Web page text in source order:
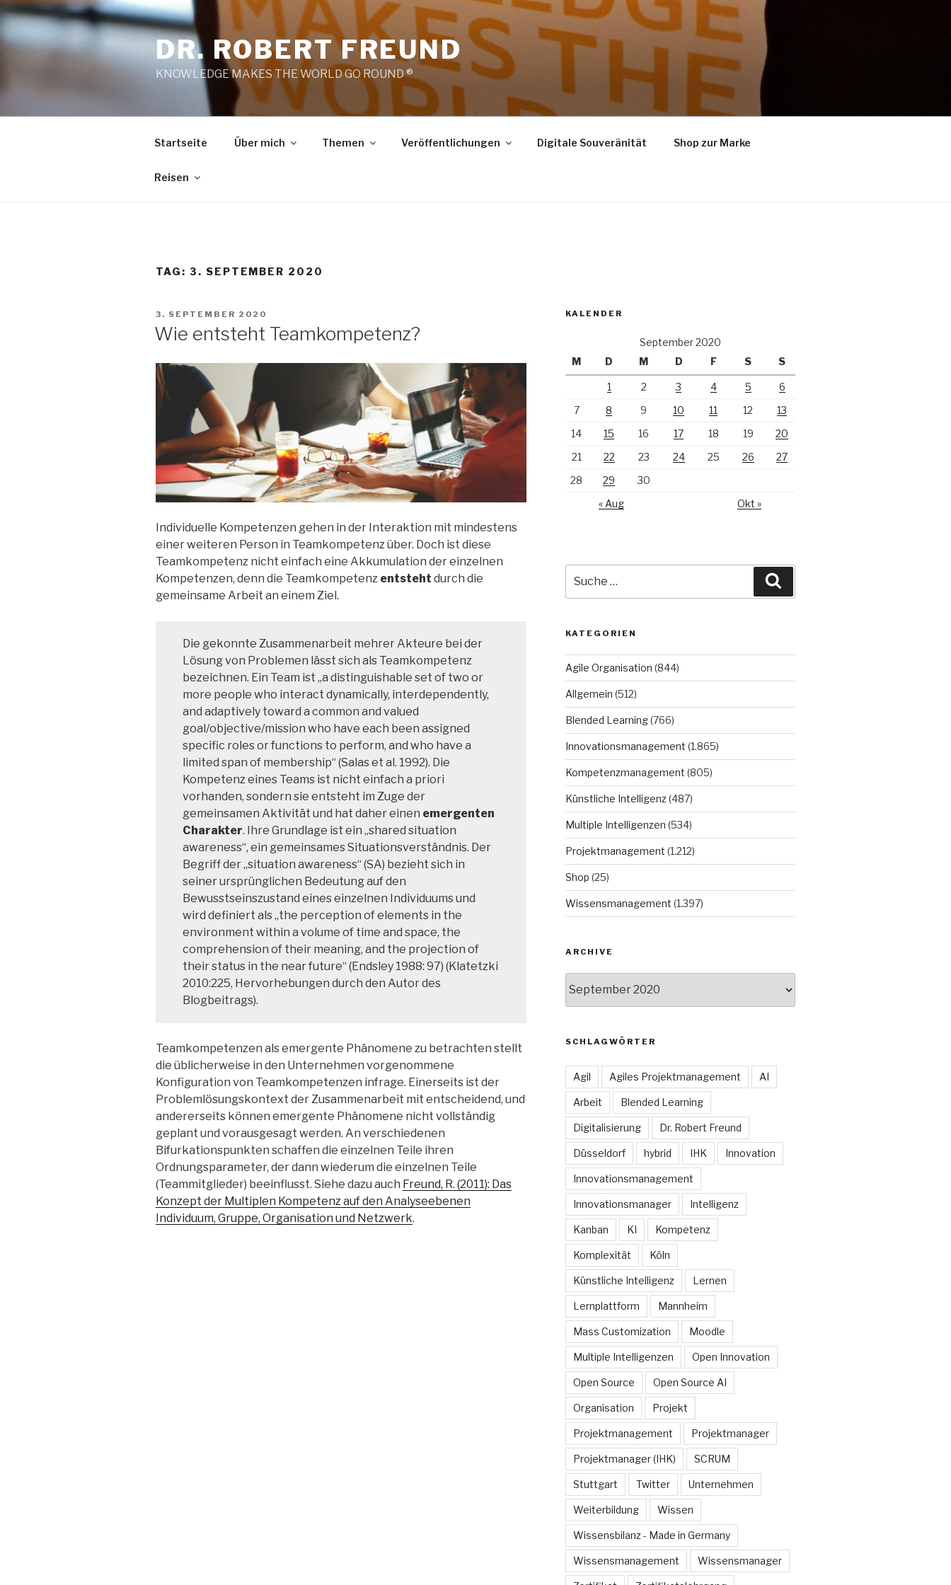
Zum
Inhalt
springen
DR. ROBERT FREUND
KNOWLEDGE MAKES THE WORLD GO ROUND ®
Startseite Über mich Themen Veröffentlichungen Digitale Souveränität Shop zur Marke
Reisen
TAG: 3. SEPTEMBER 2020
VERÖFFENTLICHT
3. SEPTEMBER 2020
Wie entsteht Teamkompetenz?
Individuelle Kompetenzen gehen in der Interaktion mit mindestens
einer weiteren Person in Teamkompetenz über. Doch ist diese
Teamkompetenz nicht einfach eine Akkumulation der einzelnen
Kompetenzen, denn die Teamkompetenz entsteht durch die
gemeinsame Arbeit an einem Ziel.
Die gekonnte Zusammenarbeit mehrer Akteure bei der
Lösung von Problemen lässt sich als Teamkompetenz
bezeichnen. Ein Team ist „a distinguishable set of two or
more people who interact dynamically, interdependently,
and adaptively toward a common and valued
goal/objective/mission who have each been assigned
specific roles or functions to perform, and who have a
limited span of membership“ (Salas et al. 1992). Die
Kompetenz eines Teams ist nicht einfach a priori
vorhanden, sondern sie entsteht im Zuge der
gemeinsamen Aktivität und hat daher einen emergenten
Charakter. Ihre Grundlage ist ein „shared situation
awareness“, ein gemeinsames Situationsverständnis. Der
Begriff der „situation awareness“ (SA) bezieht sich in
seiner ursprünglichen Bedeutung auf den
Bewusstseinszustand eines einzelnen Individuums und
wird definiert als „the perception of elements in the
environment within a volume of time and space, the
comprehension of their meaning, and the projection of
their status in the near future“ (Endsley 1988: 97) (Klatetzki
2010:225, Hervorhebungen durch den Autor des
Blogbeitrags).
Teamkompetenzen als emergente Phänomene zu betrachten stellt
die üblicherweise in den Unternehmen vorgenommene
Konfiguration von Teamkompetenzen infrage. Einerseits ist der
Problemlösungskontext der Zusammenarbeit mit entscheidend, und
andererseits können emergente Phänomene nicht vollständig
geplant und vorausgesagt werden. An verschiedenen
Bifurkationspunkten schaffen die einzelnen Teile ihren
Ordnungsparameter, der dann wiederum die einzelnen Teile
(Teammitglieder) beeinflusst. Siehe dazu auch Freund, R. (2011): Das
Konzept der Multiplen Kompetenz auf den Analyseebenen
Individuum, Gruppe, Organisation und Netzwerk.
KALENDER
September 2020
M
D M D F S S
1 2 3 4 5
6
7
8 9 10 11 12
13
14
15 16 17 18 19
20
21
22 23 24 25 26
27
28
29
30
« Aug
Okt »
nach:
KATEGORIEN
Agile Organisation (844)
Allgemein (512)
Blended Learning(766)
Innovationsmanagement (1.865)
Kompetenzmanagement (805)
Künstliche Intelligenz(487)
Multiple Intelligenzen (534)
Projektmanagement (1.212)
Shop (25)
Wissensmanagement (1.397)
ARCHIVE
SCHLAGWÖRTER
Agil Agiles Projektmanagement AI
Arbeit Blended Learning
Digitalisierung Dr. Robert Freund
Düsseldorf hybrid IHK Innovation
Innovationsmanagement
Innovationsmanager Intelligenz
Kanban KI Kompetenz
Komplexität Köln
Künstliche Intelligenz Lernen
Lernplattform Mannheim
Mass Customization Moodle
Multiple Intelligenzen Open Innovation
Open Source Open Source AI
Organisation Projekt
Projektmanagement Projektmanager
Projektmanager (IHK) SCRUM
Stuttgart Twitter Unternehmen
Weiterbildung Wissen
Wissensbilanz - Made in Germany
Wissensmanagement Wissensmanager